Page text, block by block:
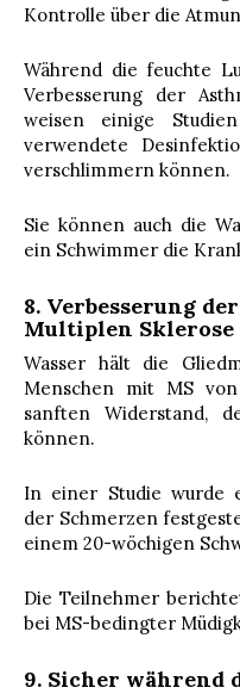
Kontrolle über die
Während die feuchte
Verbesserung der
weisen einige
verwendete
verschlimmern können.
Sie können auch die
ein Schwimmer die
8. Verbesserung
Multiplen Sklerose
Wasser hält die
Menschen mit MS
sanften Widerstand,
können.
In einer Studie wurde
der Schmerzen
einem 20-wöchigen
Die Teilnehmer
bei MS-bedingter
9. Sicher während